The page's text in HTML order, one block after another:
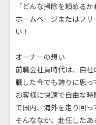
「どんな掃除を頼める
ホームページまたはフ
い！
オーナーの想い
前職会社員時代は、自
職した今でも誇りに思っ
お客様に快適で自由な
で国内、海外を走り回っ
そんななか、赴任した